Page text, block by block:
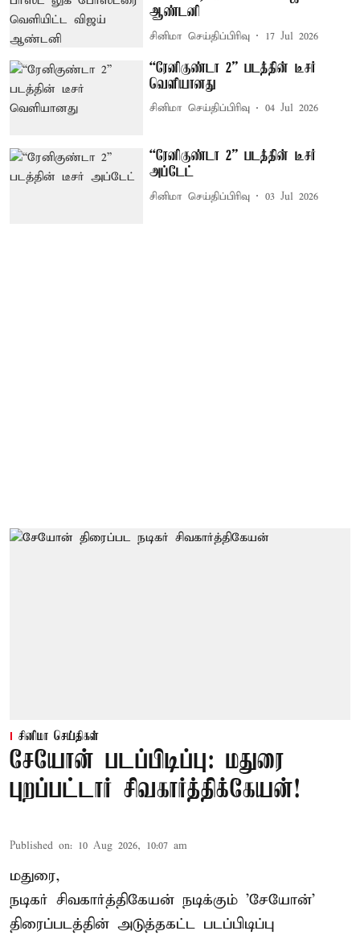
ஆண்டனி
சினிமா செய்திப்பிரிவு 17 Jul 2026
“ரேனிகுண்டா 2” படத்தின் டீசர்
வெளியானது
சினிமா செய்திப்பிரிவு 04 Jul 2026
“ரேனிகுண்டா 2” படத்தின் டீசர்
அப்டேட்
சினிமா செய்திப்பிரிவு 03 Jul 2026
சினிமா செய்திகள்
சேயோன் படப்பிடிப்பு: மதுரை
புறப்பட்டார் சிவகார்த்திக்கேயன்!
Published on: 10 Aug 2026, 10:07 am
மதுரை,
நடிகர் சிவகார்த்திகேயன் நடிக்கும் 'சேயோன்'
திரைப்படத்தின் அடுத்தகட்ட படப்பிடிப்பு